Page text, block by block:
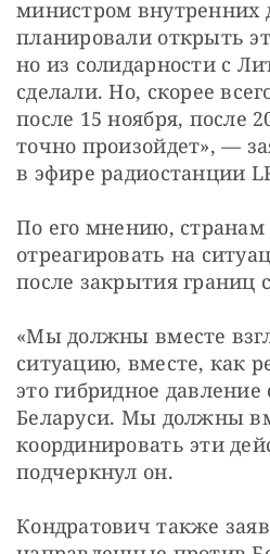
министром
планировали открыть
но из солидарности с
сделали. Но, скорее
после 15 ноября, после
точно произойдет», —
в эфире радиостанции
По его мнению, странам
отреагировать на
после закрытия границ
«Мы должны вместе
ситуацию, вместе, как
это гибридное давление
Беларуси. Мы должны
координировать эти
подчеркнул он.
Кондратович также